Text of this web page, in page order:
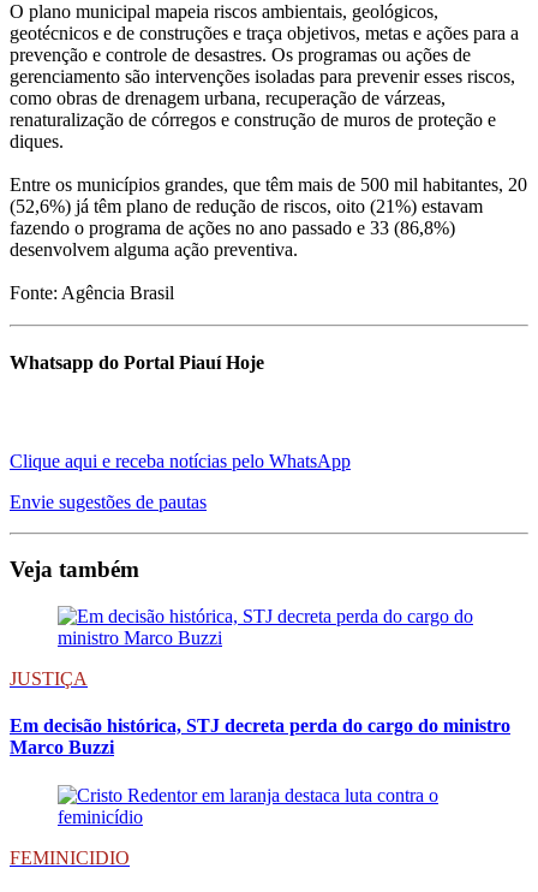
O plano municipal mapeia riscos ambientais, geológicos,
geotécnicos e de construções e traça objetivos, metas e ações para a
prevenção e controle de desastres. Os programas ou ações de
gerenciamento são intervenções isoladas para prevenir esses riscos,
como obras de drenagem urbana, recuperação de várzeas,
renaturalização de córregos e construção de muros de proteção e
diques.
Entre os municípios grandes, que têm mais de 500 mil habitantes, 20
(52,6%) já têm plano de redução de riscos, oito (21%) estavam
fazendo o programa de ações no ano passado e 33 (86,8%)
desenvolvem alguma ação preventiva.
Fonte: Agência Brasil
Whatsapp do Portal Piauí Hoje
Clique aqui e receba notícias pelo WhatsApp
Envie sugestões de pautas
Veja também
JUSTIÇA
Em decisão histórica, STJ decreta perda do cargo do ministro
Marco Buzzi
FEMINICIDIO